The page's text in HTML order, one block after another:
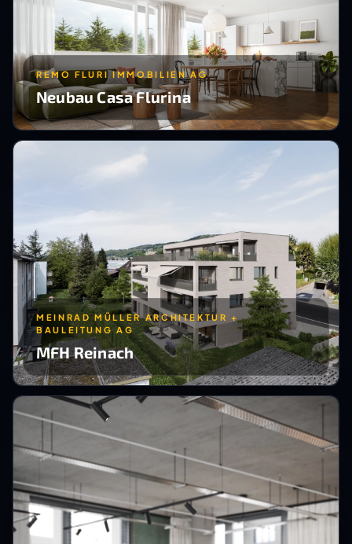
REMO FLURI IMMOBILIEN AG
Neubau Casa Flurina
MEINRAD MÜLLER ARCHITEKTUR +
BAULEITUNG AG
MFH Reinach